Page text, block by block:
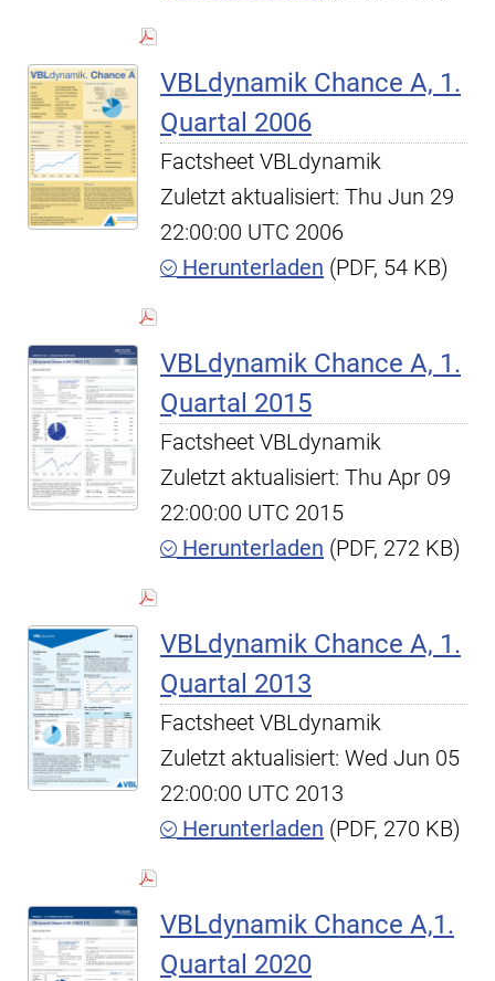
VBLdynamik Chance A, 1.
Quartal 2006
Factsheet VBLdynamik
Zuletzt aktualisiert: Thu Jun 29
22:00:00 UTC 2006
Herunterladen (PDF, 54 KB)
VBLdynamik Chance A, 1.
Quartal 2015
Factsheet VBLdynamik
Zuletzt aktualisiert: Thu Apr 09
22:00:00 UTC 2015
Herunterladen (PDF, 272 KB)
VBLdynamik Chance A, 1.
Quartal 2013
Factsheet VBLdynamik
Zuletzt aktualisiert: Wed Jun 05
22:00:00 UTC 2013
Herunterladen (PDF, 270 KB)
VBLdynamik Chance A,1.
Quartal 2020